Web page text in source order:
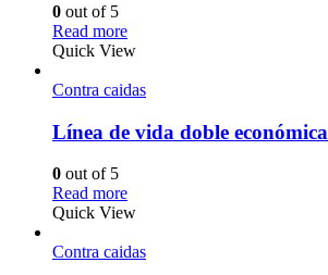
0 out of 5
Read more
Quick View
Contra caidas
Línea de vida doble económica
0 out of 5
Read more
Quick View
Contra caidas